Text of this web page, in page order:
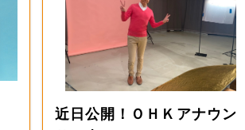
近日公開！ＯＨＫアナウン